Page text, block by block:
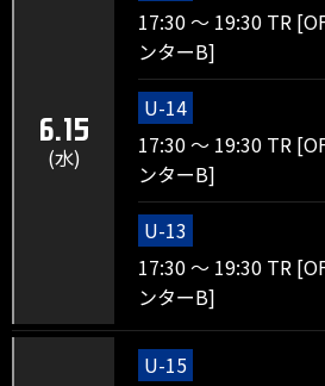
6.15
(水)
17:30 ～ 19:30 TR
ンターB]
U-14
17:30 ～ 19:30 TR
ンターB]
U-13
17:30 ～ 19:30 TR
ンターB]
U-15